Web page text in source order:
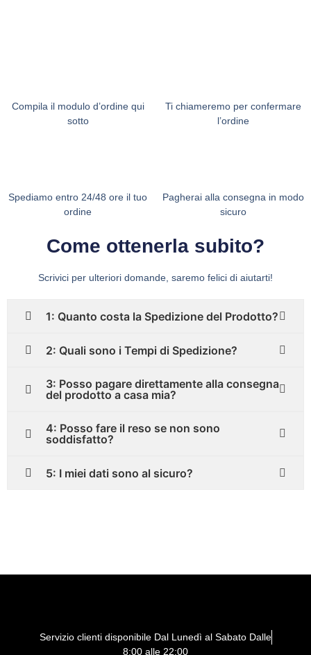
Compila il modulo d’ordine qui
sotto
Ti chiameremo per confermare
l’ordine
Spediamo entro 24/48 ore il tuo
ordine
Pagherai alla consegna in modo
sicuro
Come ottenerla subito?
Scrivici per ulteriori domande, saremo felici di aiutarti!
1: Quanto costa la Spedizione del Prodotto?
2: Quali sono i Tempi di Spedizione?
3: Posso pagare direttamente alla consegna
del prodotto a casa mia?
4: Posso fare il reso se non sono
soddisfatto?
5: I miei dati sono al sicuro?
Servizio clienti disponibile Dal Lunedì al Sabato Dalle
8:00 alle 22:00